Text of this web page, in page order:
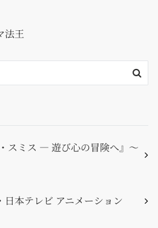
o法王
スミス ― 遊び心の冒険へ』〜
日本テレビ アニメーション